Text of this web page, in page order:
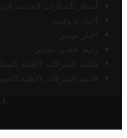
أسعار السيارات الجديدة
أخبار تروفيت
أخبار تونس
رابط خلفي مجاني
قائمة الشركات الأهلية
قائمة الشركات الأهلية